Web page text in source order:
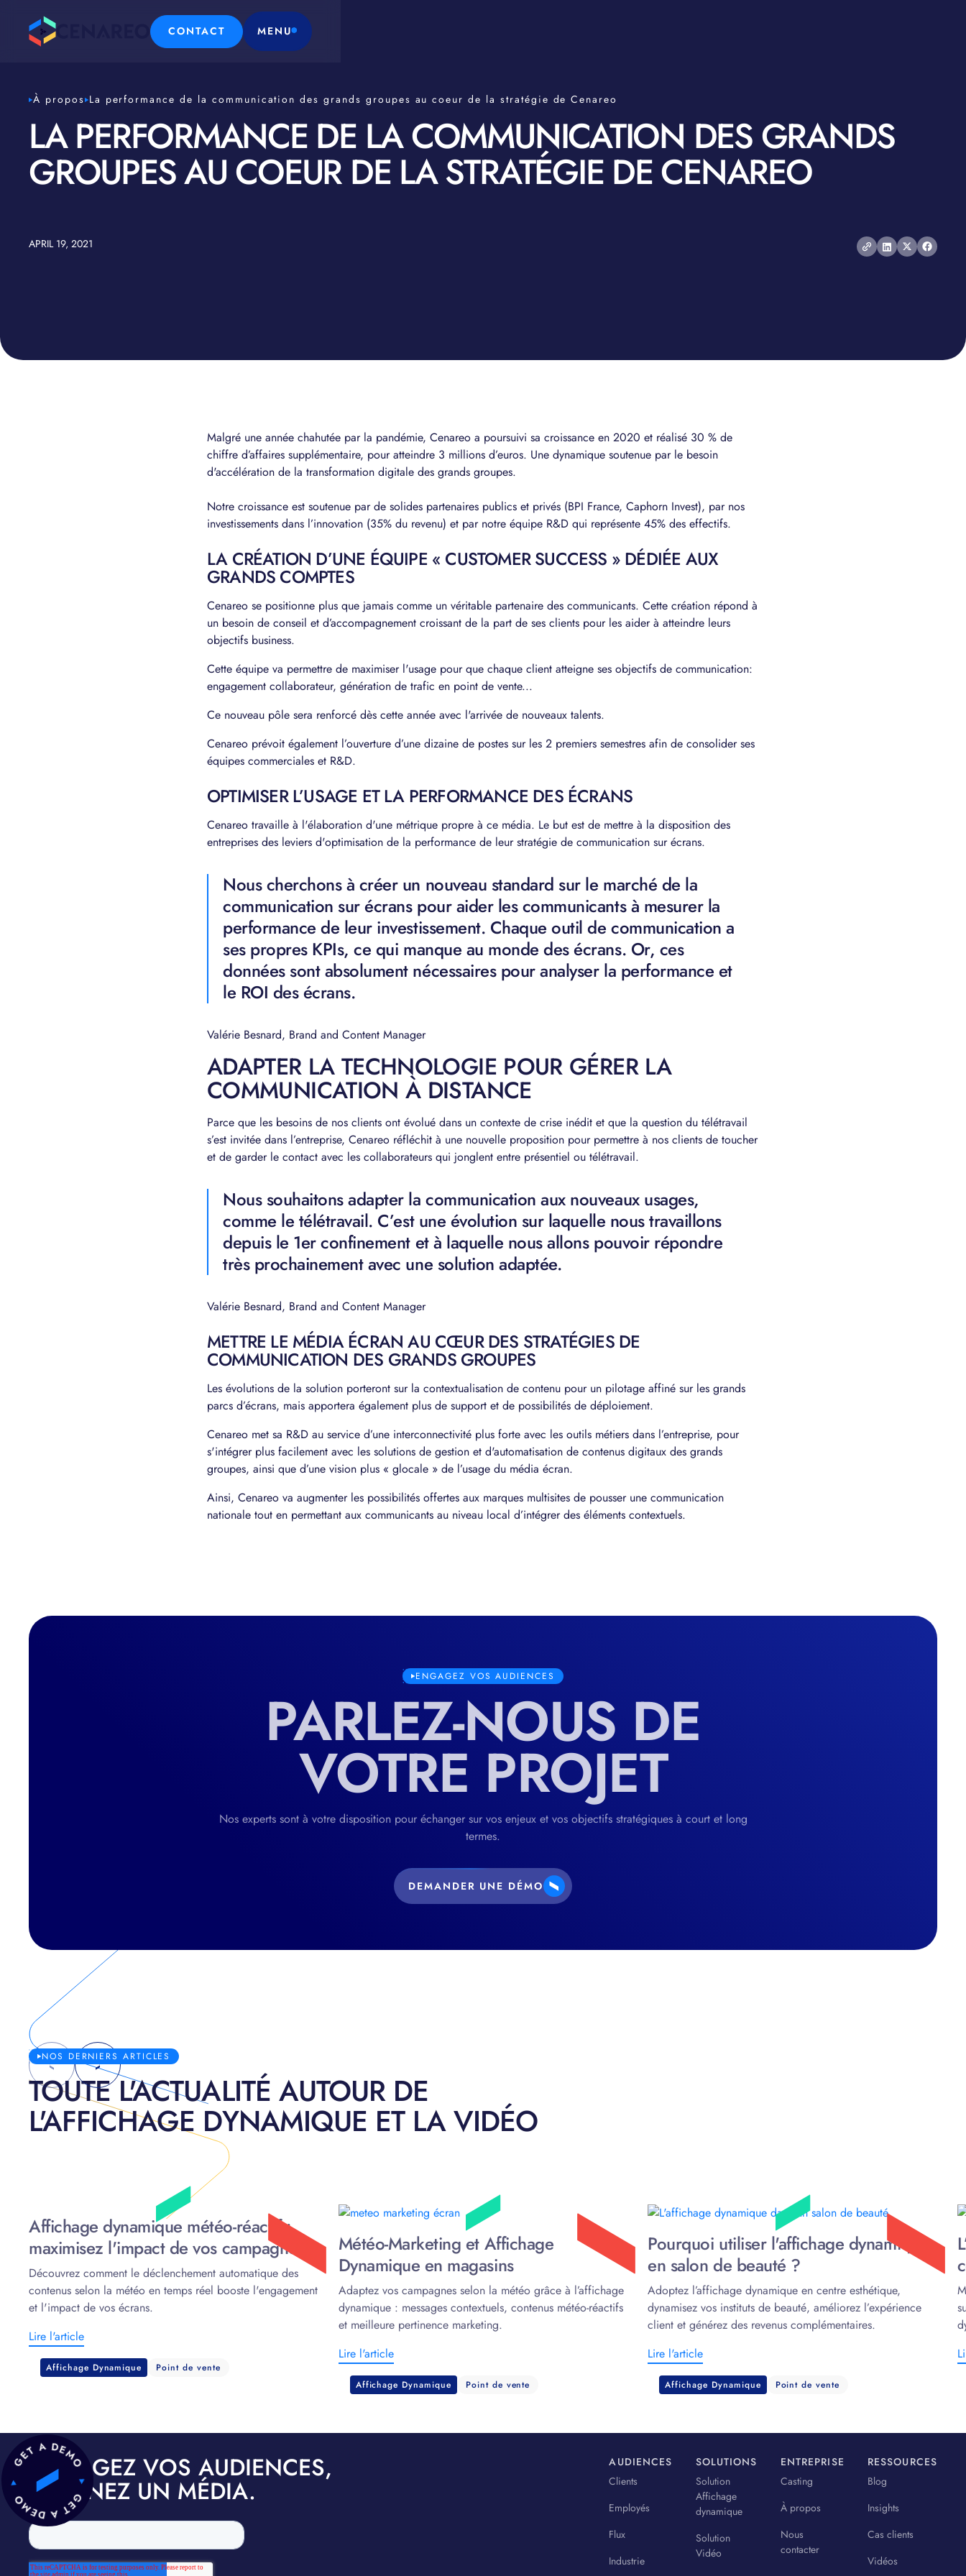
CONTACT MENU
À propos La performance de la communication des grands groupes au coeur de la stratégie de Cenareo
LA PERFORMANCE DE LA COMMUNICATION DES GRANDS
GROUPES AU COEUR DE LA STRATÉGIE DE CENAREO
APRIL 19, 2021
Malgré une année chahutée par la pandémie, Cenareo a poursuivi sa croissance en 2020 et réalisé 30 % de
chiffre d’affaires supplémentaire, pour atteindre 3 millions d’euros. Une dynamique soutenue par le besoin
d'accélération de la transformation digitale des grands groupes.
Notre croissance est soutenue par de solides partenaires publics et privés (BPI France, Caphorn Invest), par nos
investissements dans l’innovation (35% du revenu) et par notre équipe R&D qui représente 45% des effectifs.
LA CRÉATION D’UNE ÉQUIPE « CUSTOMER SUCCESS » DÉDIÉE AUX
GRANDS COMPTES
Cenareo se positionne plus que jamais comme un véritable partenaire des communicants. Cette création répond à
un besoin de conseil et d’accompagnement croissant de la part de ses clients pour les aider à atteindre leurs
objectifs business.
Cette équipe va permettre de maximiser l'usage pour que chaque client atteigne ses objectifs de communication:
engagement collaborateur, génération de trafic en point de vente...
Ce nouveau pôle sera renforcé dès cette année avec l'arrivée de nouveaux talents.
Cenareo prévoit également l’ouverture d’une dizaine de postes sur les 2 premiers semestres afin de consolider ses
équipes commerciales et R&D.
OPTIMISER L’USAGE ET LA PERFORMANCE DES ÉCRANS
Cenareo travaille à l'élaboration d'une métrique propre à ce média. Le but est de mettre à la disposition des
entreprises des leviers d'optimisation de la performance de leur stratégie de communication sur écrans.
Nous cherchons à créer un nouveau standard sur le marché de la
communication sur écrans pour aider les communicants à mesurer la
performance de leur investissement. Chaque outil de communication a
ses propres KPIs, ce qui manque au monde des écrans. Or, ces
données sont absolument nécessaires pour analyser la performance et
le ROI des écrans.
Valérie Besnard, Brand and Content Manager
ADAPTER LA TECHNOLOGIE POUR GÉRER LA
COMMUNICATION À DISTANCE
Parce que les besoins de nos clients ont évolué dans un contexte de crise inédit et que la question du télétravail
s’est invitée dans l’entreprise, Cenareo réfléchit à une nouvelle proposition pour permettre à nos clients de toucher
et de garder le contact avec les collaborateurs qui jonglent entre présentiel ou télétravail.
Nous souhaitons adapter la communication aux nouveaux usages,
comme le télétravail. C’est une évolution sur laquelle nous travaillons
depuis le 1er confinement et à laquelle nous allons pouvoir répondre
très prochainement avec une solution adaptée.
Valérie Besnard, Brand and Content Manager
METTRE LE MÉDIA ÉCRAN AU CŒUR DES STRATÉGIES DE
COMMUNICATION DES GRANDS GROUPES
Les évolutions de la solution porteront sur la contextualisation de contenu pour un pilotage affiné sur les grands
parcs d’écrans, mais apportera également plus de support et de possibilités de déploiement.
Cenareo met sa R&D au service d’une interconnectivité plus forte avec les outils métiers dans l’entreprise, pour
s'intégrer plus facilement avec les solutions de gestion et d'automatisation de contenus digitaux des grands
groupes, ainsi que d’une vision plus « glocale » de l’usage du média écran.
Ainsi, Cenareo va augmenter les possibilités offertes aux marques multisites de pousser une communication
nationale tout en permettant aux communicants au niveau local d’intégrer des éléments contextuels.
ENGAGEZ VOS AUDIENCES
PARLEZ-NOUS DE
VOTRE PROJET
Nos experts sont à votre disposition pour échanger sur vos enjeux et vos objectifs stratégiques à court et long
termes.
DEMANDER UNE DÉMO
NOS DERNIERS ARTICLES
TOUTE L'ACTUALITÉ AUTOUR DE
L'AFFICHAGE DYNAMIQUE ET LA VIDÉO
Affichage dynamique météo-réactif :
maximisez l'impact de vos campagnes
grâce à la data
Découvrez comment le déclenchement automatique des
contenus selon la météo en temps réel booste l'engagement
et l'impact de vos écrans.
Lire l'article
Affichage Dynamique Point de vente
Météo-Marketing et Affichage
Dynamique en magasins
Adaptez vos campagnes selon la météo grâce à l’affichage
dynamique : messages contextuels, contenus météo-réactifs
et meilleure pertinence marketing.
Lire l'article
Affichage Dynamique Point de vente
Pourquoi utiliser l'affichage dynamique
en salon de beauté ?
Adoptez l’affichage dynamique en centre esthétique,
dynamisez vos instituts de beauté, améliorez l’expérience
client et générez des revenus complémentaires.
Lire l'article
Affichage Dynamique Point de vente
ENGAGEZ VOS AUDIENCES,
DEVENEZ UN MÉDIA.
AUDIENCES
Clients
Employés
Flux
Industrie
SOLUTIONS
Solution
Affichage
dynamique
Solution
Vidéo
ENTREPRISE
Casting
À propos
Nous
contacter
RESSOURCES
Blog
Insights
Cas clients
Vidéos